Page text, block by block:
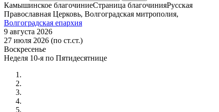
Камышинское благочиниеСтраница благочинияРусская
Православная Церковь, Волгоградская митрополия,
Волгоградская епархия
9 августа 2026
27 июля 2026 (по ст.ст.)
Воскресенье
Неделя 10-я по Пятидесятнице